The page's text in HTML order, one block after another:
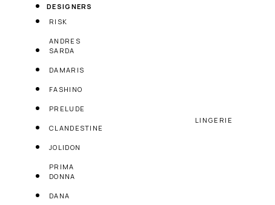
DESIGNERS
RISK
ANDRES
SARDA
DAMARIS
FASHINO
PRELUDE
CLANDESTINE
JOLIDON
PRIMA
DONNA
DANA
LINGERIE